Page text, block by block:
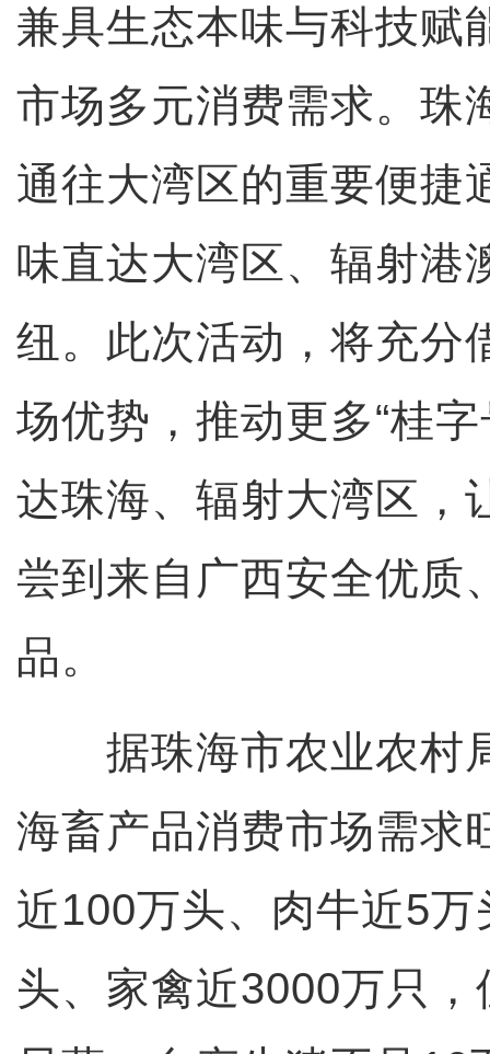
兼具生态本味与科技赋
市场多元消费需求。珠
通往大湾区的重要便捷
味直达大湾区、辐射港
纽。此次活动，将充分
场优势，推动更多“桂
达珠海、辐射大湾区，
尝到来自广西安全优质
品。
据珠海市农业农村
海畜产品消费市场需求
近100万头、肉牛近5
头、家禽近3000万只